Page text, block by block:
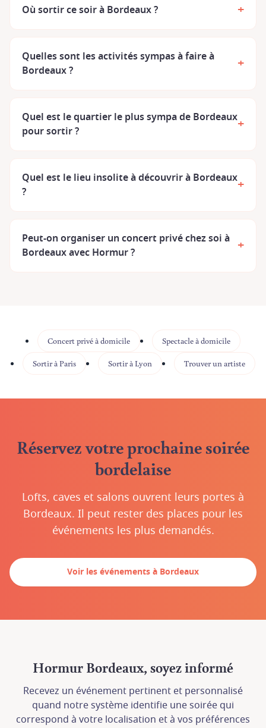
Où sortir ce soir à Bordeaux ? +
Quelles sont les activités sympas à faire à
Bordeaux ?
+
Quel est le quartier le plus sympa de Bordeaux
pour sortir ?
+
Quel est le lieu insolite à découvrir à Bordeaux
?
+
Peut-on organiser un concert privé chez soi à
Bordeaux avec Hormur ?
+
Concert privé à domicile Spectacle à domicile
Sortir à Paris Sortir à Lyon Trouver un artiste
Réservez votre prochaine soirée
bordelaise
Lofts, caves et salons ouvrent leurs portes à
Bordeaux. Il peut rester des places pour les
événements les plus demandés.
Voir les événements à Bordeaux
Hormur Bordeaux, soyez informé
Recevez un événement pertinent et personnalisé
quand notre système identifie une soirée qui
correspond à votre localisation et à vos préférences